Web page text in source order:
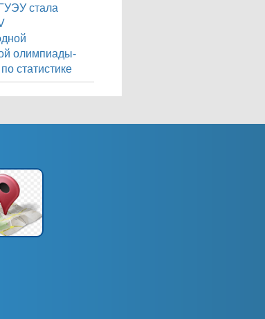
стала
олимпиады-
статистике